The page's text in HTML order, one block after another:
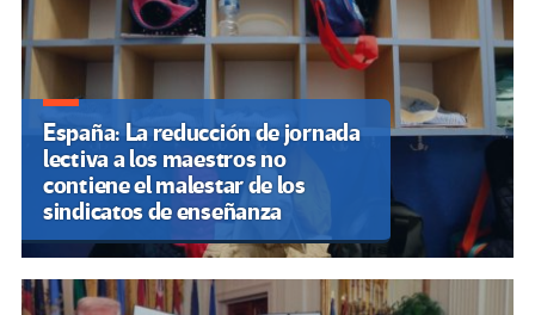
España: La reducción de jornada
lectiva a los maestros no
contiene el malestar de los
sindicatos de enseñanza